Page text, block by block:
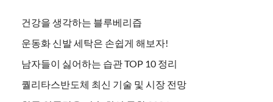
건강을 생각하는 블루베리즙
운동화 신발 세탁은 손쉽게 해보자!
남자들이 싫어하는 습관 TOP 10 정리
퀄리타스반도체 최신 기술 및 시장 전망